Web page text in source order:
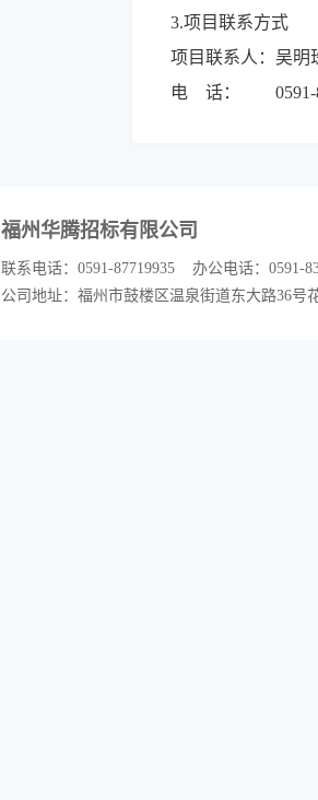
3.项目联系方式
项目联系人：吴明
电 话： 0591-
福州华腾招标有限公司
联系电话：0591-87719935 办公电话：0591-
公司地址：福州市鼓楼区温泉街道东大路36